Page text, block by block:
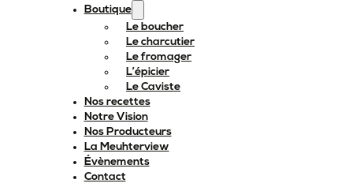
Boutique
Le boucher
Le charcutier
Le fromager
L’épicier
Le Caviste
Nos recettes
Notre Vision
Nos Producteurs
La Meuhterview
Évènements
Contact